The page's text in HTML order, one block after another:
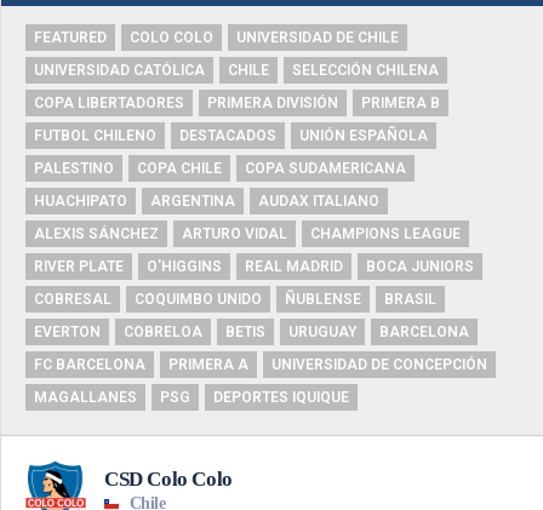
FEATURED COLO COLO
UNIVERSIDAD DE CHILE
UNIVERSIDAD CATÓLICA
CHILE
SELECCIÓN CHILENA
COPA LIBERTADORES
PRIMERA DIVISIÓN
PRIMERA B
FUTBOL CHILENO
DESTACADOS
UNIÓN ESPAÑOLA
PALESTINO
COPA CHILE
COPA SUDAMERICANA
HUACHIPATO
ARGENTINA
AUDAX ITALIANO
ALEXIS SÁNCHEZ
ARTURO VIDAL
CHAMPIONS LEAGUE
RIVER PLATE
O'HIGGINS REAL MADRID
BOCA JUNIORS
COBRESAL
COQUIMBO UNIDO ÑUBLENSE
BRASIL
EVERTON
COBRELOA BETIS URUGUAY
BARCELONA
FC BARCELONA
PRIMERA A
UNIVERSIDAD DE CONCEPCIÓN
MAGALLANES
PSG DEPORTES IQUIQUE